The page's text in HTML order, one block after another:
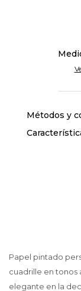
Métodos y
Papel pintado
cuadrille en tonos
elegante en la